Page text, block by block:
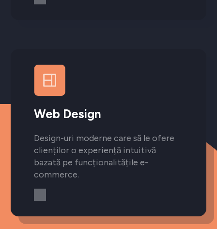
Web Design
Design-uri moderne care să le ofere
clienților o experiență intuitivă
bazată pe funcționalitățile e-
commerce.